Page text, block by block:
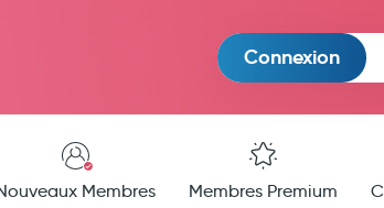
Connexion
Membres Membres Premium